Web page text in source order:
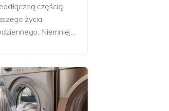
częścią
życia
Niemniej…